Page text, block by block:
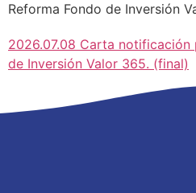
2026.07.08 Carta notificación
de Inversión Valor 365. (final)
Reforma Fondo de Inversión